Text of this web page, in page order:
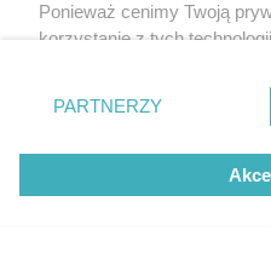
DOMOWE
Ponieważ cenimy Twoją
korzystanie z tych
zmienić/wycofać klikając
znajdujący się w lewym
rodzaje przetwarzania
użytkownika, ale masz
przetwarzaniu. Preferencje
PARTNERZY